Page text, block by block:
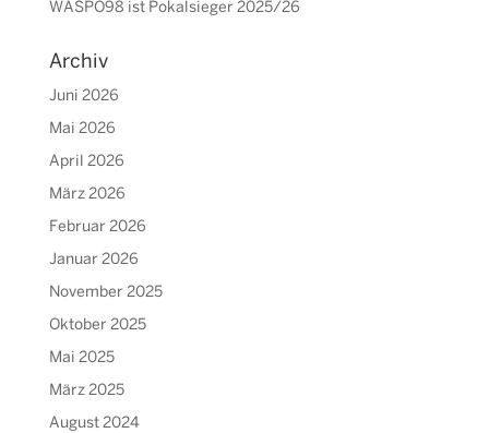
WASPO98 ist Pokalsieger 2025/26
Archiv
Juni 2026
Mai 2026
April 2026
März 2026
Februar 2026
Januar 2026
November 2025
Oktober 2025
Mai 2025
März 2025
August 2024